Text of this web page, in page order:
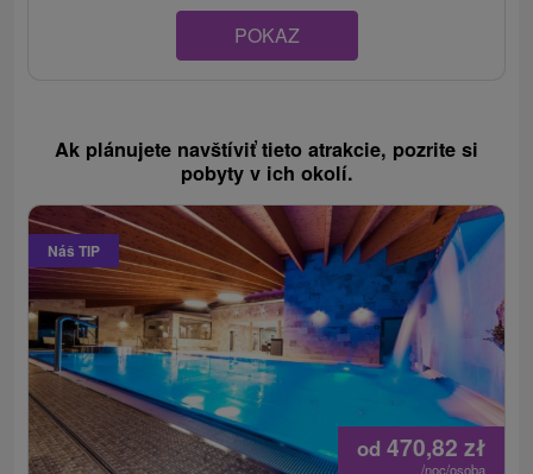
POKAZ
Ak plánujete navštíviť tieto atrakcie, pozrite si
pobyty v ich okolí.
Náš TIP
od 470,82zł
/noc/osoba